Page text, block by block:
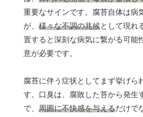
重要なサインです。腐苔自体は病
が、 様々な不調の兆候として現れ
置すると深刻な病気に繋がる可能
意が必要です。
腐苔に伴う症状としてまず挙げら
す。口臭は、腐敗した苔から発生
で、 周囲に不快感を与えるだけで